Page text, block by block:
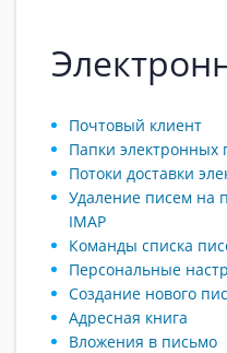
Почтовый клиент
Папки электронных
Потоки доставки
Удаление писем на
IMAP
Команды списка
Персональные
Создание нового
Адресная книга
Вложения в письмо